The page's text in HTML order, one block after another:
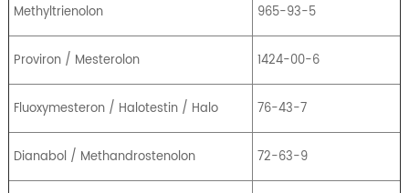
Methyltrienolon 965-93-5
Proviron / Mesterolon 1424-00-6
Fluoxymesteron / Halotestin / Halo 76-43-7
Dianabol / Methandrostenolon 72-63-9